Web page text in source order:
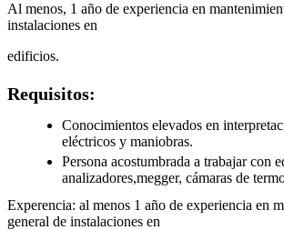
Al menos, 1 año de experiencia en
instalaciones en
edificios.
Requisitos:
Conocimientos elevados en
eléctricos y maniobras.
Persona acostumbrada a trabajar con
analizadores,megger, cámaras de
Experencia: al menos 1 año de experiencia en
general de instalaciones en